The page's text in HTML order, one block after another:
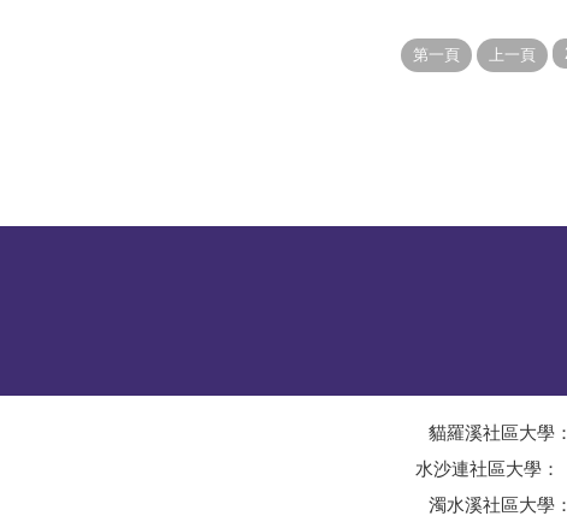
貓羅溪社區大學：
水沙連社區大學：
濁水溪社區大學：